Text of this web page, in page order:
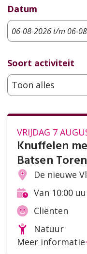
Datum
Soort activiteit
Toon alles
Knuffelen
Batsen Toren
VRIJDAG 7
LocatieDe nieuwe
Tijd Van 10:00
Doelgroep
Cliënten
Soort
activiteit
Natuur
Meer informatie